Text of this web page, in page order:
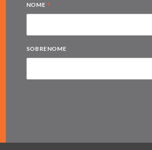
NOME *
SOBRENOME